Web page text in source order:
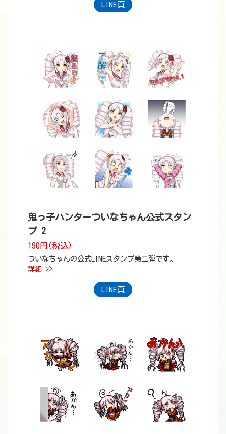
LINE頁
鬼っ子ハンターついなちゃん公式スタン
プ 2
190円(税込)
ついなちゃんの公式LINEスタンプ第二弾です。
詳細 >>
LINE頁